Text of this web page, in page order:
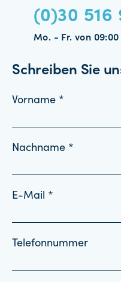
(0)30 516
Mo. - Fr. von 09:00
Schreiben Sie
Vorname *
Nachname *
E-Mail *
Telefonnummer